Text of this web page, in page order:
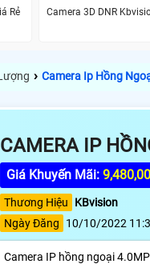
Rẻ Camera 3D DNR
› Camera Ip Hồng
CAMERA IP
Giá Khuyến Mãi:
Thương Hiệu
KBvision
Ngày Đăng
10/10/2022
Camera IP hồng ngoại